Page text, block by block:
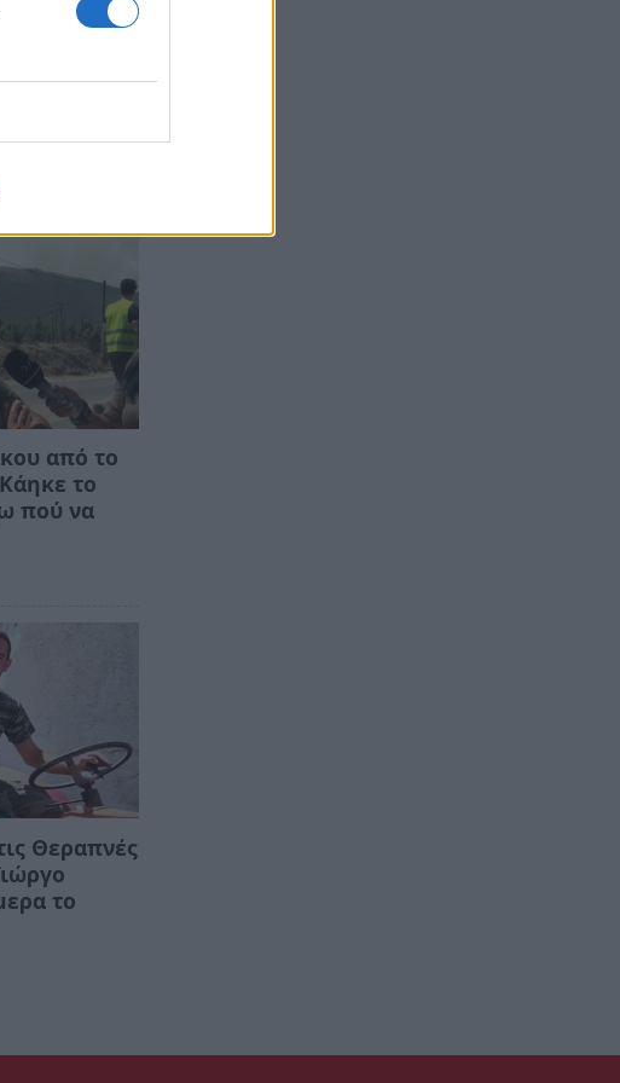
από το
το
πού να
Θεραπνές
το